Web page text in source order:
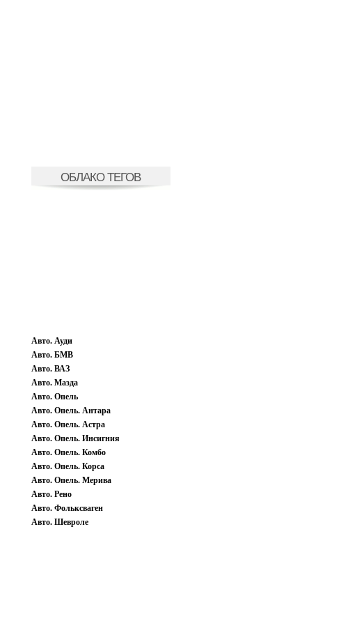
ОБЛАКО ТЕГОВ
Авто. Ауди
Авто. БМВ
Авто. ВАЗ
Авто. Мазда
Авто. Опель
Авто. Опель. Антара
Авто. Опель. Астра
Авто. Опель. Инсигния
Авто. Опель. Комбо
Авто. Опель. Корса
Авто. Опель. Мерива
Авто. Рено
Авто. Фольксваген
Авто. Шевроле